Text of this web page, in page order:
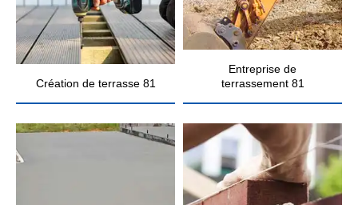
Création de terrasse 81
Entreprise de
terrassement 81